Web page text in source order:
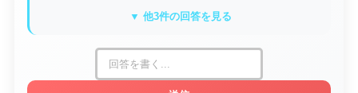
▼ 他3件の回答を見る